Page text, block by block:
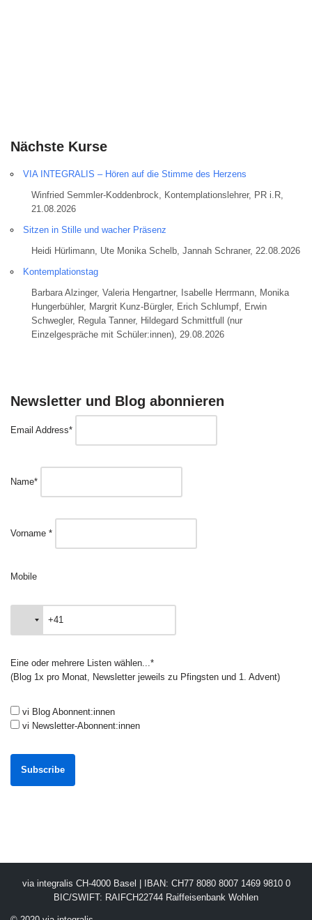
Nächste Kurse
VIA INTEGRALIS – Hören auf die Stimme des Herzens
Winfried Semmler-Koddenbrock, Kontemplationslehrer, PR i.R,
21.08.2026
Sitzen in Stille und wacher Präsenz
Heidi Hürlimann, Ute Monika Schelb, Jannah Schraner, 22.08.2026
Kontemplationstag
Barbara Alzinger, Valeria Hengartner, Isabelle Herrmann, Monika
Hungerbühler, Margrit Kunz-Bürgler, Erich Schlumpf, Erwin
Schwegler, Regula Tanner, Hildegard Schmittfull (nur
Einzelgespräche mit Schüler:innen), 29.08.2026
Newsletter und Blog abonnieren
Email Address*
Name*
Vorname *
Mobile
Eine oder mehrere Listen wählen...*
(Blog 1x pro Monat, Newsletter jeweils zu Pfingsten und 1. Advent)
vi Blog Abonnent:innen
vi Newsletter-Abonnent:innen
via integralis CH-4000 Basel | IBAN: CH77 8080 8007 1469 9810 0
BIC/SWIFT: RAIFCH22744 Raiffeisenbank Wohlen